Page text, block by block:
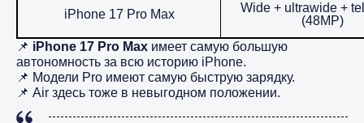
iPhone 17 Pro Max
Wide + ultrawide +
(48MP)
📌 iPhone 17 Pro Max имеет самую большую
автономность за всю историю iPhone.
📌 Модели Pro имеют самую быструю зарядку.
📌 Air здесь тоже в невыгодном положении.